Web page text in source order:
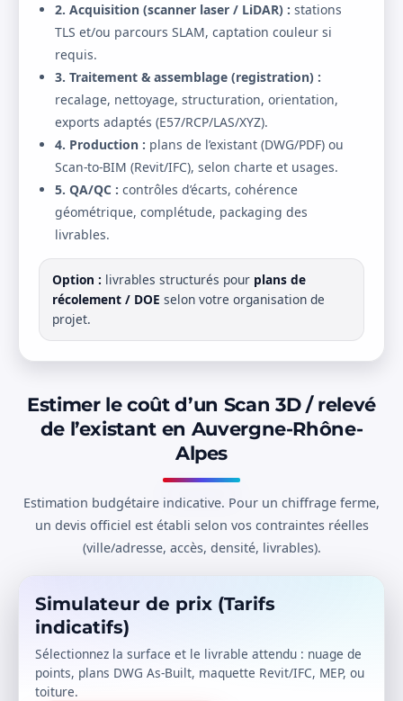
2. Acquisition (scanner laser / LiDAR) : stations
TLS et/ou parcours SLAM, captation couleur si
requis.
3. Traitement & assemblage (registration) :
recalage, nettoyage, structuration, orientation,
exports adaptés (E57/RCP/LAS/XYZ).
4. Production : plans de l’existant (DWG/PDF) ou
Scan-to-BIM (Revit/IFC), selon charte et usages.
5. QA/QC : contrôles d’écarts, cohérence
géométrique, complétude, packaging des
livrables.
Option : livrables structurés pour plans de
récolement / DOE selon votre organisation de
projet.
Estimer le coût d’un Scan 3D / relevé
de l’existant en Auvergne-Rhône-
Alpes
Estimation budgétaire indicative. Pour un chiffrage ferme,
un devis officiel est établi selon vos contraintes réelles
(ville/adresse, accès, densité, livrables).
Simulateur de prix (Tarifs
indicatifs)
Sélectionnez la surface et le livrable attendu : nuage de
points, plans DWG As-Built, maquette Revit/IFC, MEP, ou
toiture.